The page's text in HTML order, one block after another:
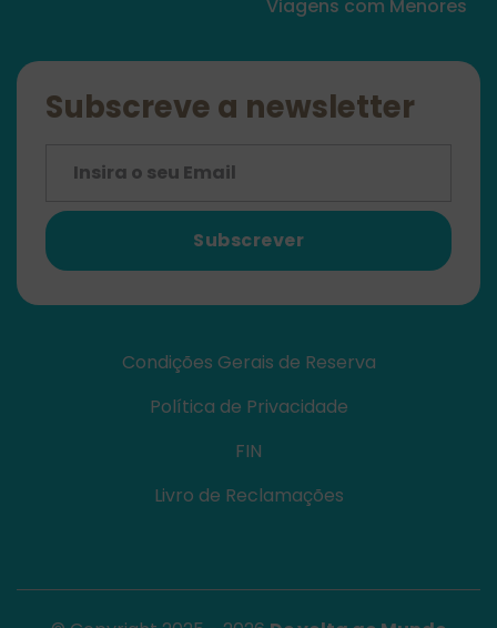
Viagens com Menores
Subscreve a newsletter
Subscrever
Condições Gerais de Reserva
Política de Privacidade
FIN
Livro de Reclamações